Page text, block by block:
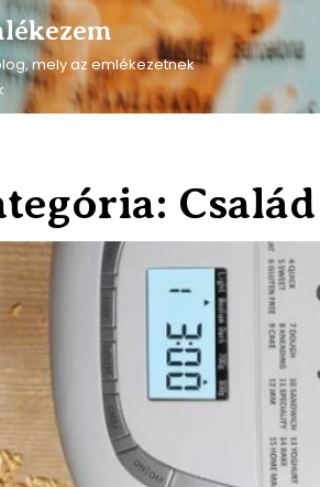
mely az emlékezetnek
Család